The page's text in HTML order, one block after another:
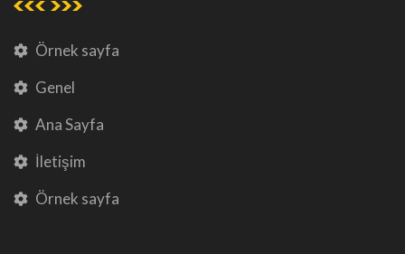
Örnek sayfa
Genel
Ana Sayfa
İletişim
Örnek sayfa